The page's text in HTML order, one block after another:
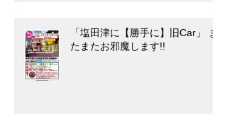
「塩田津に【勝手に】旧Car」 ま
たまたお邪魔します!!